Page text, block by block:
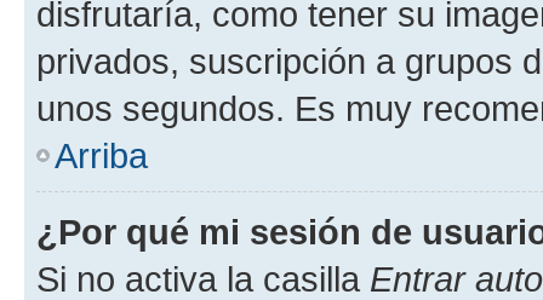
disfrutaría, como tener su
privados, suscripción a grupos
unos segundos. Es muy
Arriba
¿Por qué mi sesión de
Si no activa la casilla Entrar